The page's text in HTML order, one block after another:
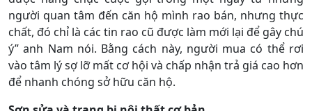
người quan tâm đến căn hộ mình rao bán, nhưng thực
chất, đó chỉ là các tin rao cũ được làm mới lại để gây chú
ý” anh Nam nói. Bằng cách này, người mua có thể rơi
vào tâm lý sợ lỡ mất cơ hội và chấp nhận trả giá cao hơn
để nhanh chóng sở hữu căn hộ.